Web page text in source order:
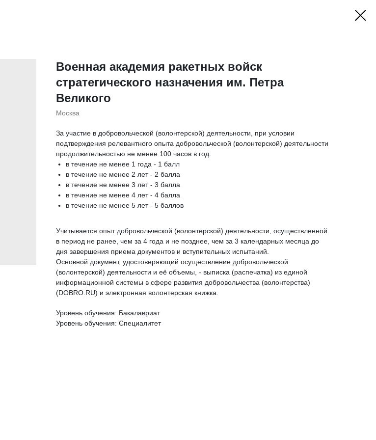
Военная академия ракетных войск
стратегического назначения им. Петра
Великого
Москва
За участие в добровольческой (волонтерской) деятельности, при условии
подтверждения релевантного опыта добровольческой (волонтерской) деятельности
продолжительностью не менее 100 часов в год:
в течение не менее 1 года - 1 балл
в течение не менее 2 лет - 2 балла
в течение не менее 3 лет - 3 балла
в течение не менее 4 лет - 4 балла
в течение не менее 5 лет - 5 баллов
Учитывается опыт добровольческой (волонтерской) деятельности, осуществленной
в период не ранее, чем за 4 года и не позднее, чем за 3 календарных месяца до
дня завершения приема документов и вступительных испытаний.
Основной документ, удостоверяющий осуществление добровольческой
(волонтерской) деятельности и её объемы, - выписка (распечатка) из единой
информационной системы в сфере развития добровольчества (волонтерства)
(DOBRO.RU) и электронная волонтерская книжка.
Уровень обучения: Бакалавриат
Уровень обучения: Специалитет